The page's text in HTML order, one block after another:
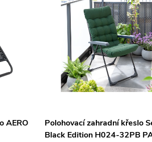
AERO
Polohovací zahradní křeslo
Black Edition H024-32PB